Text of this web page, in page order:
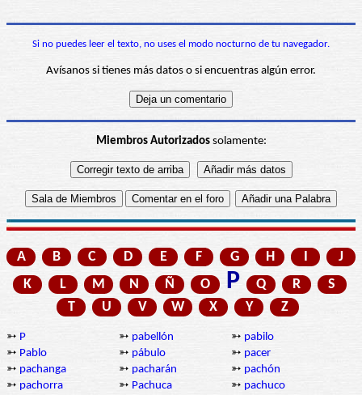
Si no puedes leer el texto, no uses el modo nocturno de tu navegador.
Avísanos si tienes más datos o si encuentras algún error.
Miembros Autorizadossolamente:
A B C D E F G H I
J
K
L M N Ñ O P Q R
S
T
U V W X Y Z
➳ P ➳ pabellón ➳ pabilo
➳ Pablo ➳ pábulo ➳ pacer
➳ pachanga ➳ pacharán ➳ pachón
➳ pachorra ➳ Pachuca ➳ pachuco